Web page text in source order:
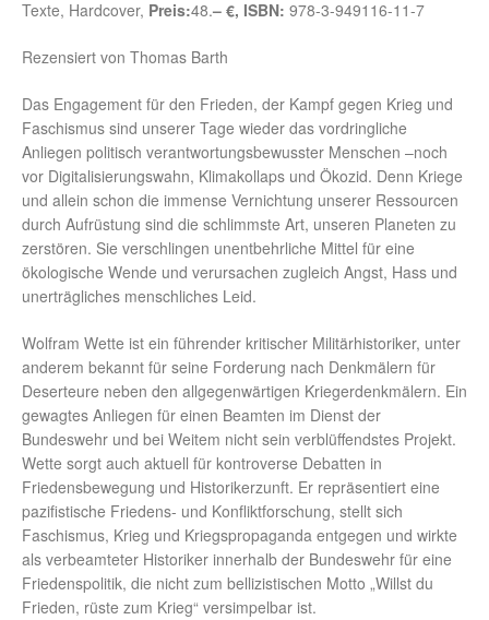
Texte, Hardcover, Preis:48.– €, ISBN: 978-3-949116-11-7
Rezensiert von Thomas Barth
Das Engagement für den Frieden, der Kampf gegen Krieg und
Faschismus sind unserer Tage wieder das vordringliche
Anliegen politisch verantwortungsbewusster Menschen –noch
vor Digitalisierungswahn, Klimakollaps und Ökozid. Denn Kriege
und allein schon die immense Vernichtung unserer Ressourcen
durch Aufrüstung sind die schlimmste Art, unseren Planeten zu
zerstören. Sie verschlingen unentbehrliche Mittel für eine
ökologische Wende und verursachen zugleich Angst, Hass und
unerträgliches menschliches Leid.
Wolfram Wette ist ein führender kritischer Militärhistoriker, unter
anderem bekannt für seine Forderung nach Denkmälern für
Deserteure neben den allgegenwärtigen Kriegerdenkmälern. Ein
gewagtes Anliegen für einen Beamten im Dienst der
Bundeswehr und bei Weitem nicht sein verblüffendstes Projekt.
Wette sorgt auch aktuell für kontroverse Debatten in
Friedensbewegung und Historikerzunft. Er repräsentiert eine
pazifistische Friedens- und Konfliktforschung, stellt sich
Faschismus, Krieg und Kriegspropaganda entgegen und wirkte
als verbeamteter Historiker innerhalb der Bundeswehr für eine
Friedenspolitik, die nicht zum bellizistischen Motto „Willst du
Frieden, rüste zum Krieg“ versimpelbar ist.